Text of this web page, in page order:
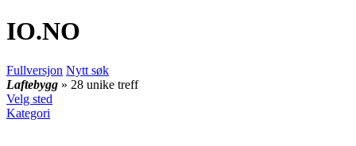
IO.NO
Fullversjon Nytt søk
Laftebygg » 28 unike treff
Velg sted
Kategori